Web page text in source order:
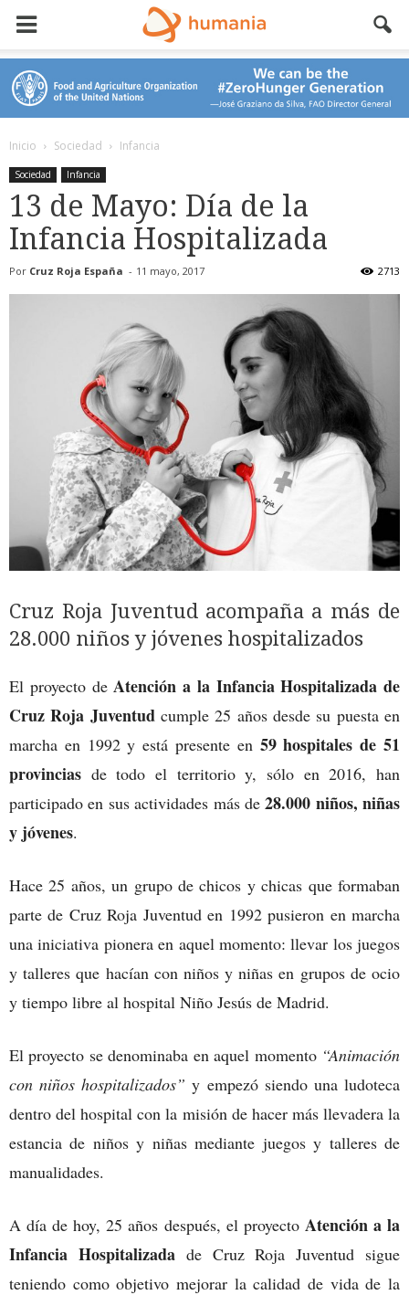
Inicio Sociedad Infancia
Sociedad Infancia
13 de Mayo: Día de la
Infancia Hospitalizada
Por Cruz Roja España - 11 mayo, 2017 2713
Cruz Roja Juventud acompaña a más de
28.000 niños y jóvenes hospitalizados
El proyecto de Atención a la Infancia Hospitalizada de
Cruz Roja Juventud cumple 25 años desde su puesta en
marcha en 1992 y está presente en 59 hospitales de 51
provincias de todo el territorio y, sólo en 2016, han
participado en sus actividades más de28.000 niños, niñas
y jóvenes.
Hace 25 años, un grupo de chicos y chicas que formaban
parte de Cruz Roja Juventud en 1992 pusieron en marcha
una iniciativa pionera en aquel momento: llevar los juegos
y talleres que hacían con niños y niñas en grupos de ocio
y tiempo libre al hospital Niño Jesús de Madrid.
El proyecto se denominaba en aquel momento “Animación
con niños hospitalizados” y empezó siendo una ludoteca
dentro del hospital con la misión de hacer más llevadera la
estancia de niños y niñas mediante juegos y talleres de
manualidades.
A día de hoy, 25 años después, el proyecto Atención a la
Infancia Hospitalizada de Cruz Roja Juventud sigue
teniendo como objetivo mejorar la calidad de vida de la